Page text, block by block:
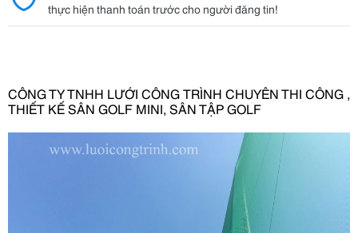
thực hiện thanh toán trước cho người đăng tin!
CÔNG TY TNHH LƯỚI CÔNG TRÌNH CHUYÊN THI CÔNG ,
THIẾT KẾ SÂN GOLF MINI, SÂN TẬP GOLF